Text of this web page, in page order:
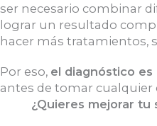
ser necesario combinar
lograr un resultado
hacer más tratamientos,
Por eso, el diagnóstico
antes de tomar cualquier
¿Quieres mejorar tu